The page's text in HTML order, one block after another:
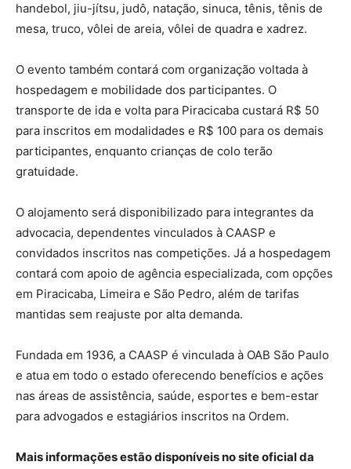
handebol, jiu-jítsu, judô, natação, sinuca, tênis, tênis de
mesa, truco, vôlei de areia, vôlei de quadra e xadrez.
O evento também contará com organização voltada à
hospedagem e mobilidade dos participantes. O
transporte de ida e volta para Piracicaba custará R$ 50
para inscritos em modalidades e R$ 100 para os demais
participantes, enquanto crianças de colo terão
gratuidade.
O alojamento será disponibilizado para integrantes da
advocacia, dependentes vinculados à CAASP e
convidados inscritos nas competições. Já a hospedagem
contará com apoio de agência especializada, com opções
em Piracicaba, Limeira e São Pedro, além de tarifas
mantidas sem reajuste por alta demanda.
Fundada em 1936, a CAASP é vinculada à OAB São Paulo
e atua em todo o estado oferecendo benefícios e ações
nas áreas de assistência, saúde, esportes e bem-estar
para advogados e estagiários inscritos na Ordem.
Mais informações estão disponíveis no site oficial da